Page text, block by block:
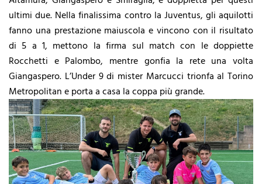
ultimi due. Nella finalissima contro la Juventus, gli aquilotti
fanno una prestazione maiuscola e vincono con il risultato
di 5 a 1, mettono la firma sul match con le doppiette
Rocchetti e Palombo, mentre gonfia la rete una volta
Giangaspero. L’Under 9 di mister Marcucci trionfa al Torino
Metropolitan e porta a casa la coppa più grande.